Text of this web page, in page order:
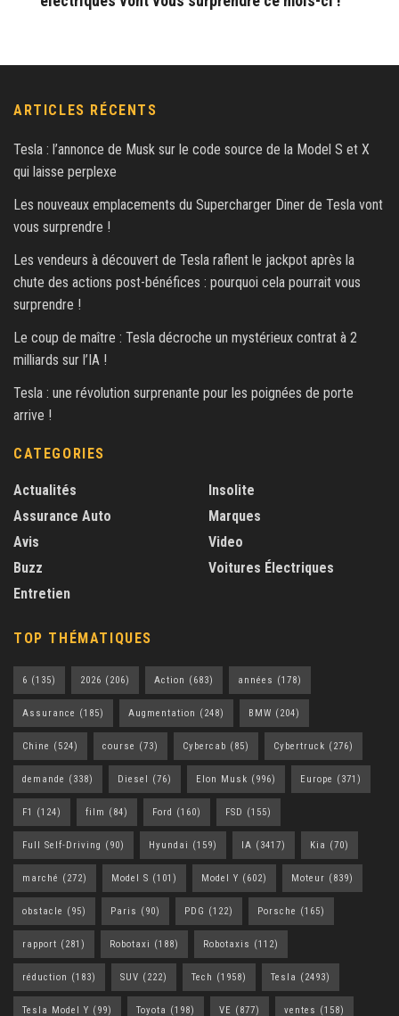
ARTICLES RÉCENTS
Tesla : l’annonce de Musk sur le code source de la Model S et X
qui laisse perplexe
Les nouveaux emplacements du Supercharger Diner de Tesla vont
vous surprendre !
Les vendeurs à découvert de Tesla raflent le jackpot après la
chute des actions post-bénéfices : pourquoi cela pourrait vous
surprendre !
Le coup de maître : Tesla décroche un mystérieux contrat à 2
milliards sur l’IA !
Tesla : une révolution surprenante pour les poignées de porte
arrive !
CATEGORIES
Actualités
Assurance Auto
Avis
Buzz
Entretien
Insolite
Marques
Video
Voitures Électriques
TOP THÉMATIQUES
6 (135) 2026 (206) Action (683) années (178)
Assurance (185) Augmentation (248) BMW (204)
Chine (524) course (73) Cybercab (85) Cybertruck (276)
demande (338) Diesel (76) Elon Musk (996) Europe (371)
F1 (124) film (84) Ford (160) FSD (155)
Full Self-Driving (90) Hyundai (159) IA (3417) Kia (70)
marché (272) Model S (101) Model Y (602) Moteur (839)
obstacle (95) Paris (90) PDG (122) Porsche (165)
rapport (281) Robotaxi (188) Robotaxis (112)
réduction (183) SUV (222) Tech (1958) Tesla (2493)
Tesla Model Y (99) Toyota (198) VE (877) ventes (158)